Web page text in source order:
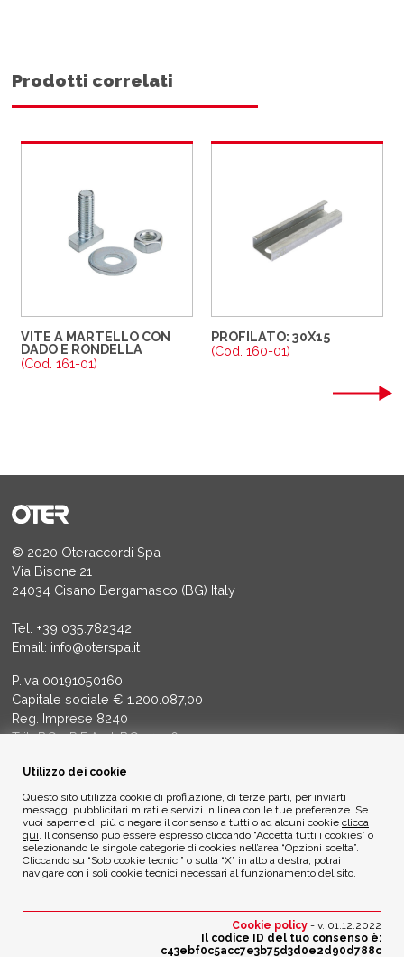
Prodotti correlati
VITE A MARTELLO CON
DADO E RONDELLA
(Cod. 161-01)
PROFILATO: 30X15
(Cod. 160-01)
© 2020 Oteraccordi Spa
Via Bisone,21
24034 Cisano Bergamasco (BG) Italy
Tel. +39 035.782342
Email: info@oterspa.it
P.Iva 00191050160
Capitale sociale € 1.200.087,00
Reg. Imprese 8240
Trib BG - R.E.A. di BG 14356
ETICA AMBIENTALE
Privacy Policy
Cookie Policy
Utilizzo dei cookie
Questo sito utilizza cookie di profilazione, di terze parti, per inviarti
messaggi pubblicitari mirati e servizi in linea con le tue preferenze. Se
vuoi saperne di più o negare il consenso a tutti o ad alcuni cookie clicca
qui. Il consenso può essere espresso cliccando "Accetta tutti i cookies” o
selezionando le singole categorie di cookies nell’area “Opzioni scelta”.
Cliccando su “Solo cookie tecnici” o sulla “X” in alto a destra, potrai
navigare con i soli cookie tecnici necessari al funzionamento del sito.
Cookie policy - v. 01.12.2022
Il codice ID del tuo consenso è:
c43ebf0c5acc7e3b75d3d0e2d90d788c